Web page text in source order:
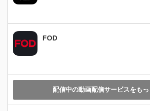
FOD
配信中の動画配信サービスをも